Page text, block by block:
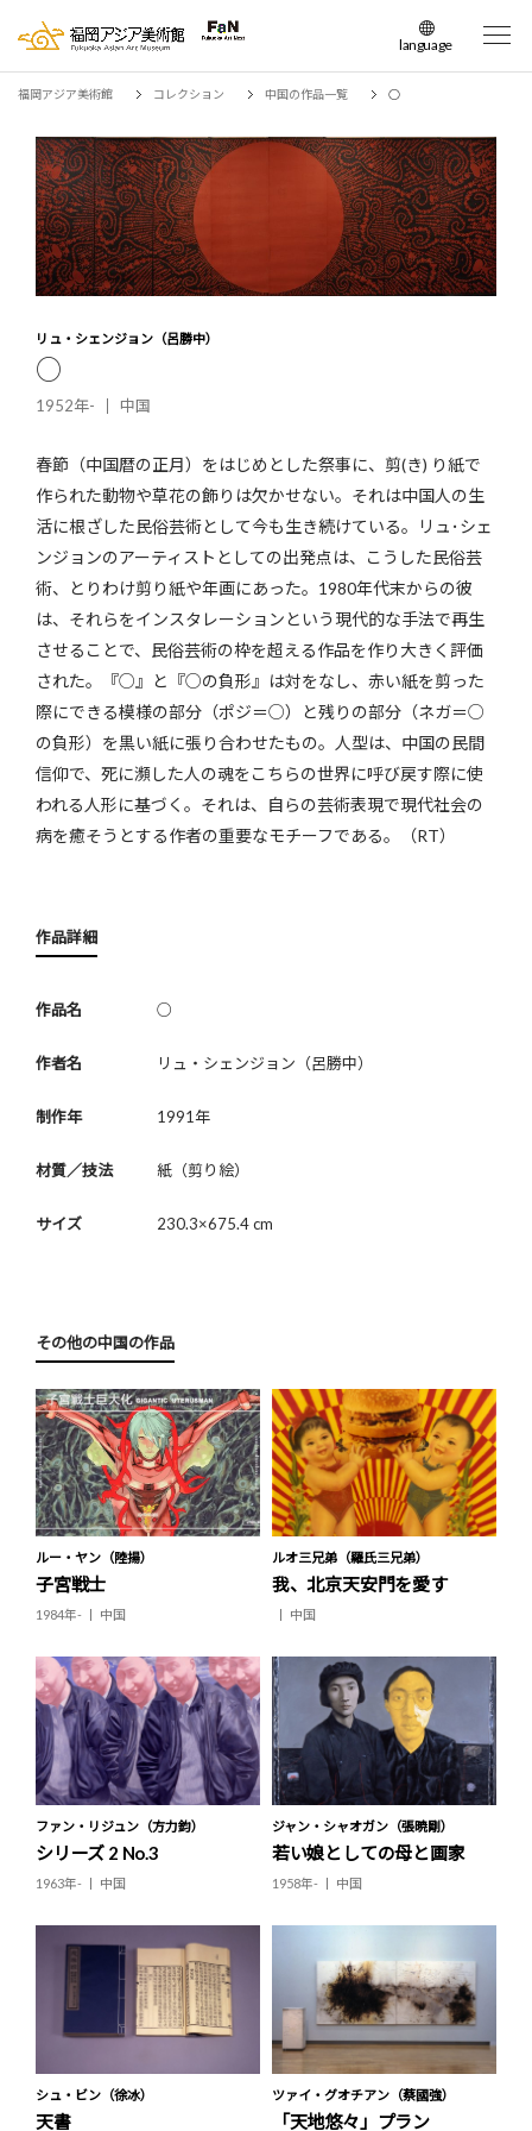
language
日本語
簡体中文
繁体中文
한국어
福岡アジア美術館 コレクション 中国の作品一覧 ○
リュ・シェンジョン（呂勝中）
○
1952年- 中国
春節（中国暦の正月）をはじめとした祭事に、剪(き) り紙で
作られた動物や草花の飾りは欠かせない。それは中国人の生
活に根ざした民俗芸術として今も生き続けている。リュ･シェ
ンジョンのアーティストとしての出発点は、こうした民俗芸
術、とりわけ剪り紙や年画にあった。1980年代末からの彼
は、それらをインスタレーションという現代的な手法で再生
させることで、民俗芸術の枠を超える作品を作り大きく評価
された。『○』と『○の負形』は対をなし、赤い紙を剪った
際にできる模様の部分（ポジ＝○）と残りの部分（ネガ＝○
の負形）を黒い紙に張り合わせたもの。人型は、中国の民間
信仰で、死に瀕した人の魂をこちらの世界に呼び戻す際に使
われる人形に基づく。それは、自らの芸術表現で現代社会の
病を癒そうとする作者の重要なモチーフである。（RT）
作品詳細
作品名 ○
作者名 リュ・シェンジョン（呂勝中）
制作年 1991年
材質／技法 紙（剪り絵）
サイズ 230.3×675.4 cm
その他の中国の作品
ルー・ヤン（陸揚）
子宮戦士
1984年- 中国
ルオ三兄弟（羅氏三兄弟）
我、北京天安門を愛す
中国
ファン・リジュン（方力鈞）
シリーズ 2 No.3
1963年- 中国
ジャン・シャオガン（張暁剛）
若い娘としての母と画家
1958年- 中国
シュ・ビン（徐冰）
天書
ツァイ・グオチアン（蔡國強）
「天地悠々」プラン